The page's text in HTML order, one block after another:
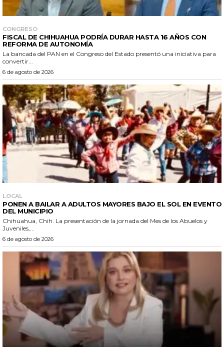
CONGRESO
FISCAL DE CHIHUAHUA PODRÍA DURAR HASTA 16 AÑOS CON
REFORMA DE AUTONOMÍA
La bancada del PAN en el Congreso del Estado presentó una iniciativa para
convertir...
6 de agosto de 2026
LOCAL
PONEN A BAILAR A ADULTOS MAYORES BAJO EL SOL EN EVENTO
DEL MUNICIPIO
Chihuahua, Chih. La presentación de la jornada del Mes de los Abuelos y
Juveniles,...
6 de agosto de 2026